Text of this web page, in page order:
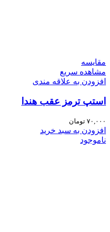
مقایسه
مشاهده سریع
افزودن به علاقه مندی
استپ ترمز عقب هندا
۷۰,۰۰۰ تومان
افزودن به سبد خرید
ناموجود